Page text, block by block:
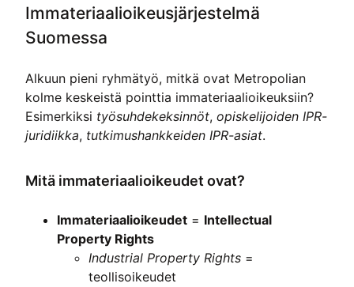
Immateriaalioikeusjärjestelmä
Suomessa
Alkuun pieni ryhmätyö, mitkä ovat Metropolian
kolme keskeistä pointtia immateriaalioikeuksiin?
Esimerkiksi työsuhdekeksinnöt, opiskelijoiden IPR-
juridiikka, tutkimushankkeiden IPR-asiat.
Mitä immateriaalioikeudet ovat?
Immateriaalioikeudet = Intellectual
Property Rights
Industrial Property Rights =
teollisoikeudet